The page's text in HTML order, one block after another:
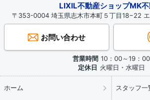
LIXIL不動産ショップMK
〒353-0004 埼玉県志木市本町５丁目18−22
お問い合わせ
営業時間 10：00～19：00
定休日 火曜日・水曜日
ホーム スタッフ一